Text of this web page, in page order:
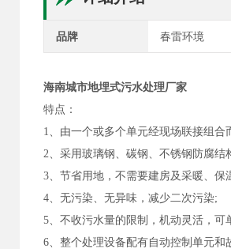
品牌 春雷环境
海南城市地埋式污水处理厂家
特点：
1、由一个或多个单元经现场联接组
2、采用玻璃钢、碳钢、不锈钢防腐
3、节省用地，不需要建房及采暖、
4、无污染、无异味，减少二次污染;
5、不收污水量的限制，机动灵活，
6、整个处理设备配有自动控制单元